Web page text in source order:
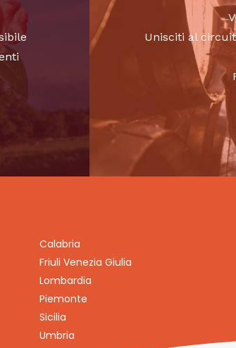
Unisciti al
Calabria
Friuli Venezia Giulia
Lombardia
Piemonte
Sicilia
Umbria